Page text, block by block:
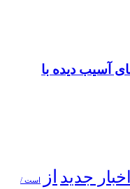
آسیب دیده با
اخبار جدید از است /